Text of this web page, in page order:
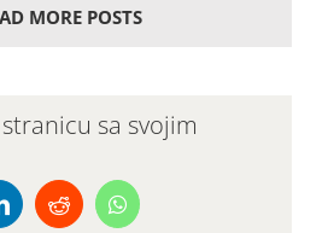
MORE POSTS
sa svojim